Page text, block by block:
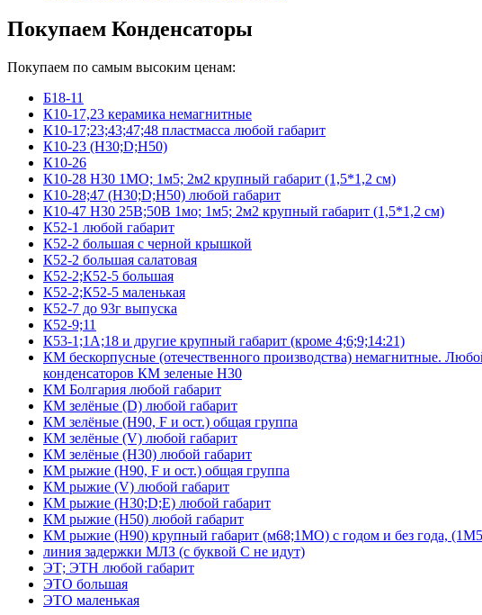
Покупаем Конденсаторы
Покупаем по самым высоким ценам:
Б18-11
К10-17,23 керамика немагнитные
К10-17;23;43;47;48 пластмасса любой габарит
К10-23 (Н30;D;Н50)
К10-26
К10-28 Н30 1МО; 1м5; 2м2 крупный габарит (1,5*1,2 см)
К10-28;47 (Н30;D;Н50) любой габарит
К10-47 Н30 25В;50В 1мо; 1м5; 2м2 крупный габарит (1,5*1,2 см)
К52-1 любой габарит
К52-2 большая с черной крышкой
К52-2 большая салатовая
К52-2;К52-5 большая
К52-2;К52-5 маленькая
К52-7 до 93г выпуска
К52-9;11
К53-1;1А;18 и другие крупный габарит (кроме 4;6;9;14:21)
КМ бескорпусные (отечественного производства) немагнитные.
конденсаторов КМ зеленые Н30
КМ Болгария любой габарит
КМ зелёные (D) любой габарит
КМ зелёные (H90, F и ост.) общая группа
КМ зелёные (V) любой габарит
КМ зелёные (Н30) любой габарит
КМ рыжие (H90, F и ост.) общая группа
КМ рыжие (V) любой габарит
КМ рыжие (Н30;D;E) любой габарит
КМ рыжие (Н50) любой габарит
КМ рыжие (Н90) крупный габарит (м68;1МО) с годом и без года,
линия задержки МЛЗ (с буквой С не идут)
ЭТ; ЭТН любой габарит
ЭТО большая
ЭТО маленькая